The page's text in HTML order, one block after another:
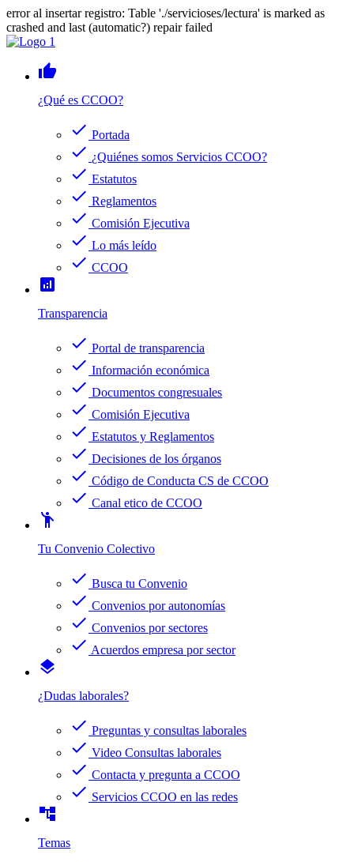
error al insertar registro: Table './servicioses/lectura' is marked as
crashed and last (automatic?) repair failed
thumb_up
¿Qué es CCOO?
check Portada
check ¿Quiénes somos Servicios CCOO?
check Estatutos
check Reglamentos
check Comisión Ejecutiva
check Lo más leído
check CCOO
analytics
Transparencia
check Portal de transparencia
check Información económica
check Documentos congresuales
check Comisión Ejecutiva
check Estatutos y Reglamentos
check Decisiones de los órganos
check Código de Conducta CS de CCOO
check Canal etico de CCOO
emoji_people
Tu Convenio Colectivo
check Busca tu Convenio
check Convenios por autonomías
check Convenios por sectores
check Acuerdos empresa por sector
layers
¿Dudas laborales?
check Preguntas y consultas laborales
check Video Consultas laborales
check Contacta y pregunta a CCOO
check Servicios CCOO en las redes
account_tree
Temas